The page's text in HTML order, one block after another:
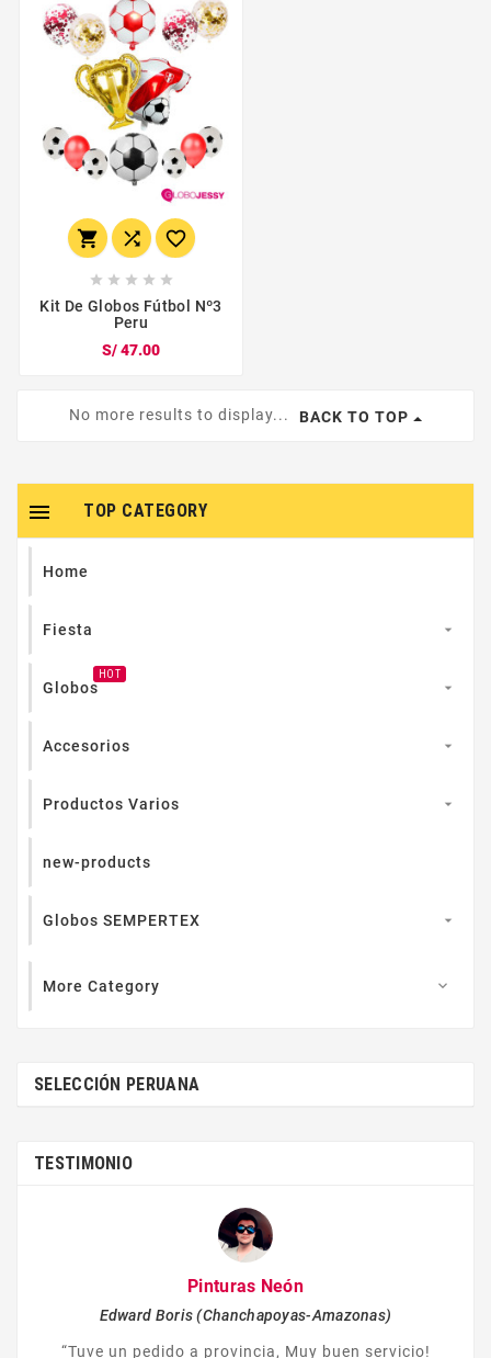
  
    
Kit De Globos Fútbol Nº3
Peru
S/ 47.00
No more results to display... BACK TO TOP
TOP CATEGORY

Home
Fiesta 
Globos
HOT

Accesorios 
Productos Varios 
new-products
Globos SEMPERTEX 
More Category 
SELECCIÓN PERUANA
TESTIMONIO
Pinturas Neón
Edward Boris (Chanchapoyas-Amazonas)
“Tuve un pedido a provincia, Muy buen servicio!